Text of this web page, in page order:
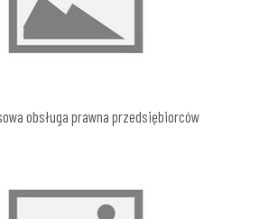
obsługa prawna przedsiębiorców